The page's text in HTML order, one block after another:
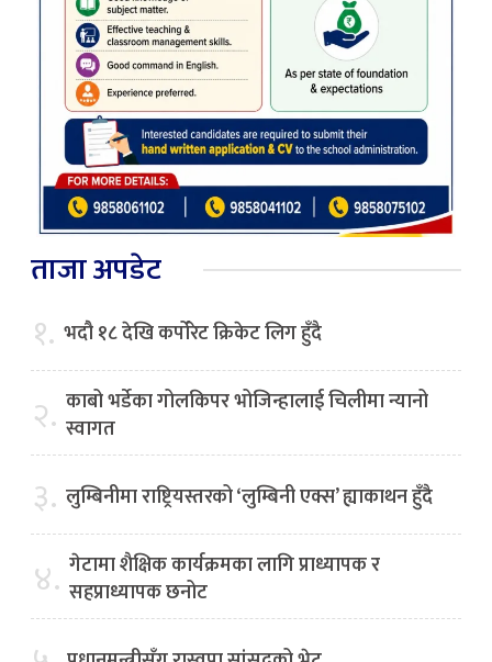
ताजा अपडेट
१. भदौ १८ देखि कर्पोरेट क्रिकेट लिग हुँदै
२. काबो भर्डेका गोलकिपर भोजिन्हालाई चिलीमा न्यानो
स्वागत
३. लुम्बिनीमा राष्ट्रियस्तरको ‘लुम्बिनी एक्स’ ह्याकाथन हुँदै
४. गेटामा शैक्षिक कार्यक्रमका लागि प्राध्यापक र
सहप्राध्यापक छनोट